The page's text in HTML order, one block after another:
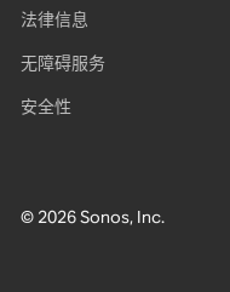
© 2026 Sonos, Inc.
法律信息
无障碍服务
安全性